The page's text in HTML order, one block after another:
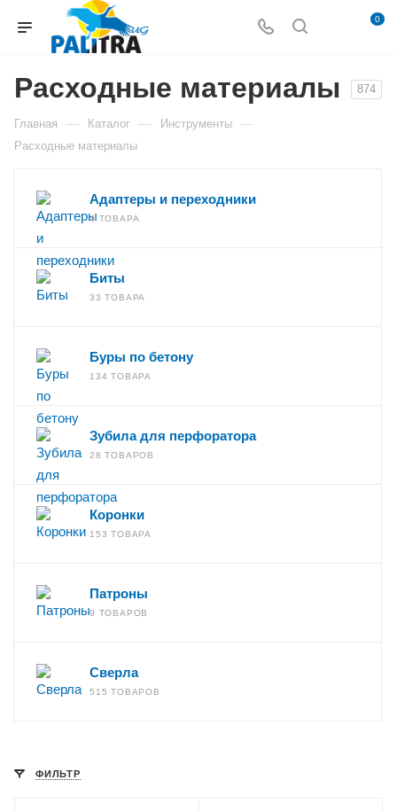
0
Расходные материалы 874
Главная — Каталог — Инструменты —
Расходные материалы
Адаптеры и переходники
4 ТОВАРА
Биты
33 ТОВАРА
Буры по бетону
134 ТОВАРА
Зубила для перфоратора
28 ТОВАРОВ
Коронки
153 ТОВАРА
Патроны
9 ТОВАРОВ
Сверла
515 ТОВАРОВ
ФИЛЬТР